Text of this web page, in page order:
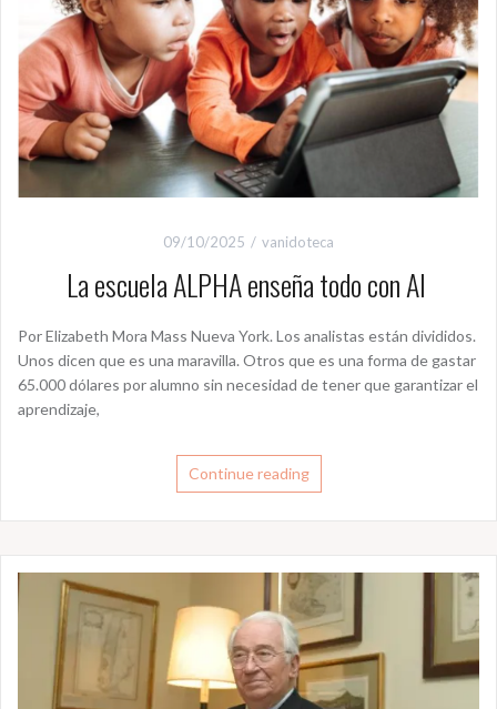
09/10/2025 vanidoteca
La escuela ALPHA enseña todo con AI
Por Elizabeth Mora Mass Nueva York. Los analistas están divididos.
Unos dicen que es una maravilla. Otros que es una forma de gastar
65.000 dólares por alumno sin necesidad de tener que garantizar el
aprendizaje,
Continue reading